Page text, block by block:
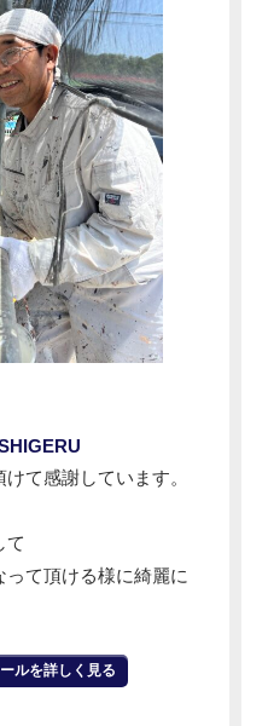
て感謝しています。
て
て頂ける様に綺麗に
ルを詳しく見る